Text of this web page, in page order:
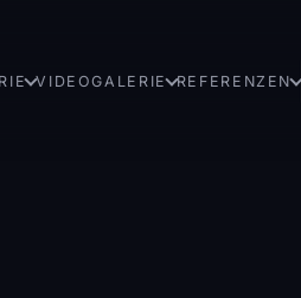
VIDEOGALERIE REFERENZEN